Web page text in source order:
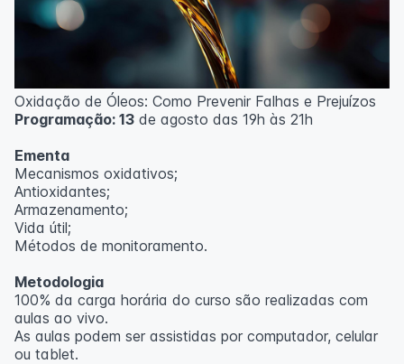
Oxidação de Óleos: Como Prevenir Falhas e Prejuízos
Programação: 13 de agosto das 19h às 21h
Ementa
Mecanismos oxidativos;
Antioxidantes;
Armazenamento;
Vida útil;
Métodos de monitoramento.
Metodologia
100% da carga horária do curso são realizadas com
aulas ao vivo.
As aulas podem ser assistidas por computador, celular
ou tablet.